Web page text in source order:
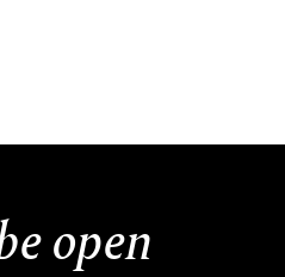
open